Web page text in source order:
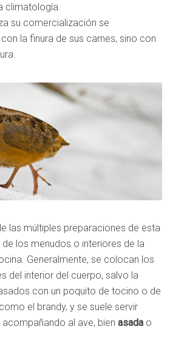
climatología.
su comercialización se
la finura de sus carnes, sino con
las múltiples preparaciones de esta
los menudos o interiores de la
Generalmente, se colocan los
del interior del cuerpo, salvo la
con un poquito de tocino o de
el brandy, y se suele servir
al ave, bien asada o